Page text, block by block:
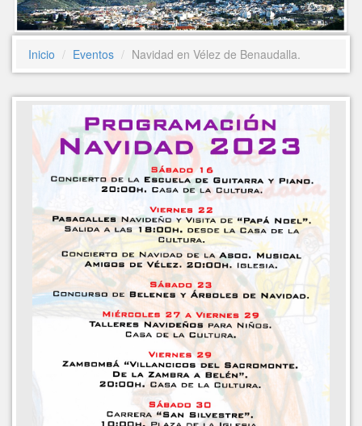
Inicio Eventos Navidad en Vélez de Benaudalla.